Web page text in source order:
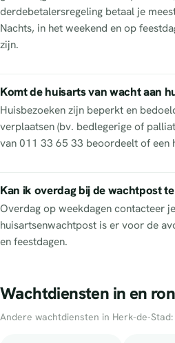
derdebetalersregeling betaal je
Nachts, in het weekend en op
zijn.
Komt de huisarts van wacht aan
Huisbezoeken zijn beperkt en
verplaatsen (bv. bedlegerige of
van 011 33 65 33 beoordeelt of een
Kan ik overdag bij de wachtpost
Overdag op weekdagen contacteer
huisartsenwachtpost is er voor de
en feestdagen.
Wachtdiensten in en
Andere wachtdiensten in Herk-de-Stad: